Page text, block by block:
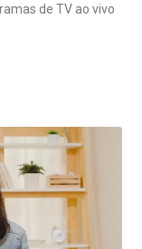
de TV ao vivo